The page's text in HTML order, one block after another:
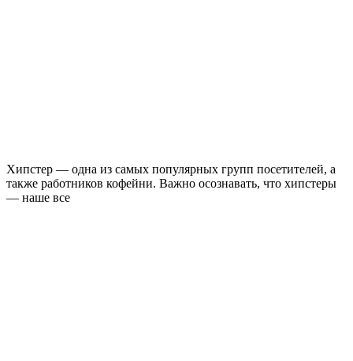
Хипстер — одна из самых популярных групп посетителей, а
также работников кофейни. Важно осознавать, что хипстеры
— наше все